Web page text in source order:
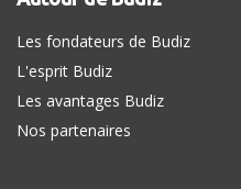
Les fondateurs de Budiz
L'esprit Budiz
Les avantages Budiz
Nos partenaires